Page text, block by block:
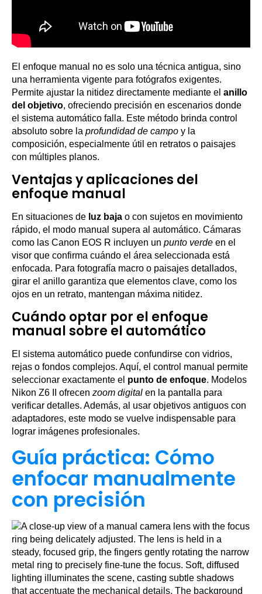
El enfoque manual no es solo una técnica antigua, sino
una herramienta vigente para fotógrafos exigentes.
Permite ajustar la nitidez directamente mediante el anillo
del objetivo, ofreciendo precisión en escenarios donde
el sistema automático falla. Este método brinda control
absoluto sobre la profundidad de campo y la
composición, especialmente útil en retratos o paisajes
con múltiples planos.
Ventajas y aplicaciones del
enfoque manual
En situaciones de luz baja o con sujetos en movimiento
rápido, el modo manual supera al automático. Cámaras
como las Canon EOS R incluyen un punto verde en el
visor que confirma cuándo el área seleccionada está
enfocada. Para fotografía macro o paisajes detallados,
girar el anillo garantiza que elementos clave, como los
ojos en un retrato, mantengan máxima nitidez.
Cuándo optar por el enfoque
manual sobre el automático
El sistema automático puede confundirse con vidrios,
rejas o fondos complejos. Aquí, el control manual permite
seleccionar exactamente el punto de enfoque. Modelos
Nikon Z6 II ofrecen zoom digital en la pantalla para
verificar detalles. Además, al usar objetivos antiguos con
adaptadores, este modo se vuelve indispensable para
lograr imágenes profesionales.
Guía práctica: Cómo
enfocar manualmente
con precisión